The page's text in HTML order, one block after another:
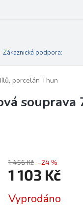
Zákaznická podpora:
porcelán Thun
1 456 Kč –24 %
1 103 Kč
cena:
Vyprodáno